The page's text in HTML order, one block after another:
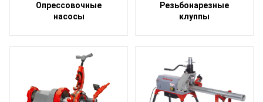
Опрессовочные
насосы
Резьбонарезные
клуппы